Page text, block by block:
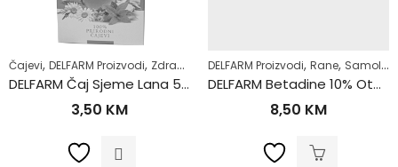
,Šećerna bolest-dijabetes,Zdrav život
Čajevi, DELFARM Proizvodi, Zdrav život
DELFARM Čaj Sjeme Lana 50g
3,50 KM
DELFARM Proizvodi, Rane, Samoliječenje
DELFARM Betadine 10% Otopina 100ml
8,50 KM